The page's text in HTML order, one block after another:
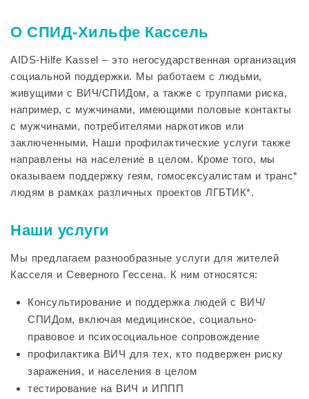
О СПИД-Хильфе Кассель
AIDS-Hilfe Kassel – это негосударственная организация
социальной поддержки. Мы работаем с людьми,
живущими с ВИЧ/СПИДом, а также с группами риска,
например, с мужчинами, имеющими половые контакты
с мужчинами, потребителями наркотиков или
заключенными. Наши профилактические услуги также
направлены на население в целом. Кроме того, мы
оказываем поддержку геям, гомосексуалистам и транс*
людям в рамках различных проектов ЛГБТИК*.
Наши услуги
Мы предлагаем разнообразные услуги для жителей
Касселя и Северного Гессена. К ним относятся:
Консультирование и поддержка людей с ВИЧ/
СПИДом, включая медицинское, социально-
правовое и психосоциальное сопровождение
профилактика ВИЧ для тех, кто подвержен риску
заражения, и населения в целом
тестирование на ВИЧ и ИППП